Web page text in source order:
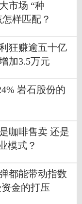
市场 “种
样匹配？
狂赚逾五十亿
加3.5万元
岩石股份的
咖啡售卖 还是
模式？
都能带动指数
金的打压